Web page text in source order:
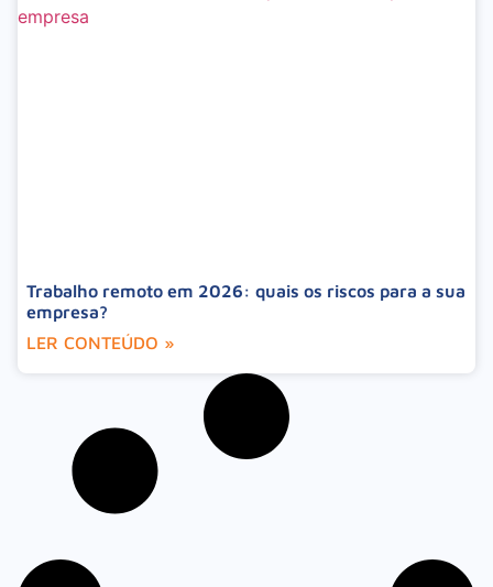
Trabalho remoto em 2026: quais os riscos para a sua
empresa?
LER CONTEÚDO »